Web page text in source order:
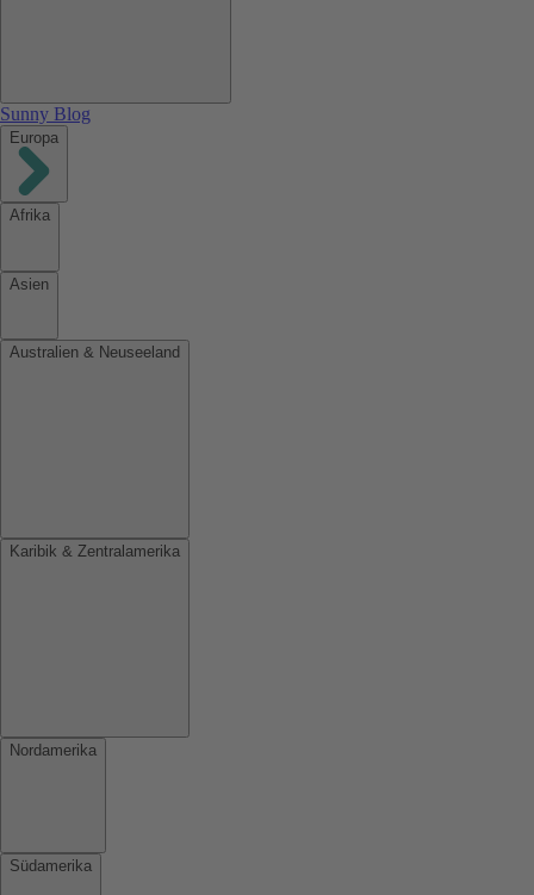
Sunny Blog
Europa
Afrika
Asien
Australien & Neuseeland
Karibik & Zentralamerika
Nordamerika
Südamerika